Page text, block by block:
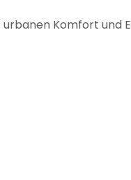
urbanen Komfort